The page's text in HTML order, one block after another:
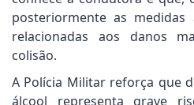
posteriormente as medidas
relacionadas aos danos
colisão.
A Polícia Militar reforça que
álcool representa grave